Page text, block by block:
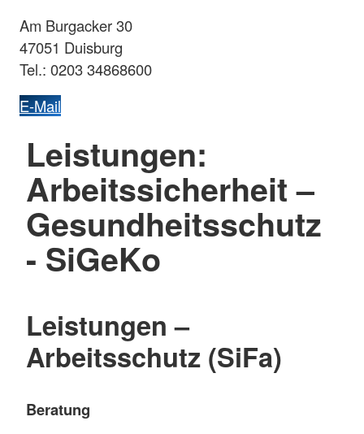
Am Burgacker 30
47051 Duisburg
Tel.: 0203 34868600
E-Mail
Leistungen:
Arbeitssicherheit –
Gesundheitsschutz
- SiGeKo
Leistungen –
Arbeitsschutz (SiFa)
Beratung